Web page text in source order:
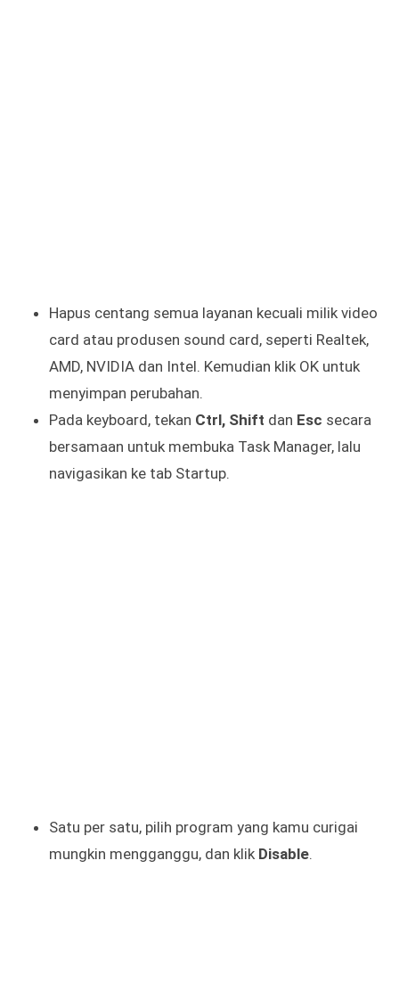
Hapus centang semua layanan kecuali milik video
card atau produsen sound card, seperti Realtek,
AMD, NVIDIA dan Intel. Kemudian klik OK untuk
menyimpan perubahan.
Pada keyboard, tekan Ctrl, Shift dan Esc secara
bersamaan untuk membuka Task Manager, lalu
navigasikan ke tab Startup.
Satu per satu, pilih program yang kamu curigai
mungkin mengganggu, dan klik Disable.